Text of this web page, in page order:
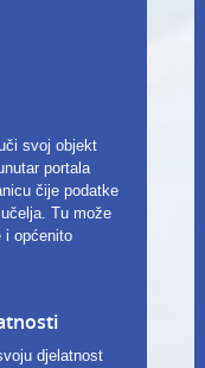
svoj objekt
portala
čije podatke
Tu može
i općenito
djelatnost